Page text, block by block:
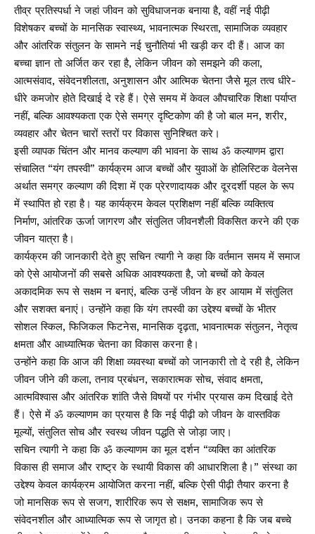
तीव्र प्रतिस्पर्धा ने जहां जीवन को सुविधाजनक बनाया है, वहीं नई पीढ़ी
विशेषकर बच्चों के मानसिक स्वास्थ्य, भावनात्मक स्थिरता, सामाजिक व्यवहार
और आंतरिक संतुलन के सामने नई चुनौतियां भी खड़ी कर दी हैं। आज का
बच्चा ज्ञान तो अर्जित कर रहा है, लेकिन जीवन को समझने की कला,
आत्मसंवाद, संवेदनशीलता, अनुशासन और आत्मिक चेतना जैसे मूल तत्व धीरे-
धीरे कमजोर होते दिखाई दे रहे हैं। ऐसे समय में केवल औपचारिक शिक्षा पर्याप्त
नहीं, बल्कि आवश्यकता एक ऐसे समग्र दृष्टिकोण की है जो बाल मन, शरीर,
व्यवहार और चेतन चारों स्तरों पर विकास सुनिश्चित करे।
इसी व्यापक चिंतन और मानव कल्याण की भावना के साथ ॐ कल्याणम द्वारा
संचालित “यंग तपस्वी” कार्यक्रम आज बच्चों और युवाओं के होलिस्टिक वेलनेस
अर्थात समग्र कल्याण की दिशा में एक प्रेरणादायक और दूरदर्शी पहल के रूप
में स्थापित हो रहा है। यह कार्यक्रम केवल प्रशिक्षण नहीं बल्कि व्यक्तित्व
निर्माण, आंतरिक ऊर्जा जागरण और संतुलित जीवनशैली विकसित करने की एक
जीवन यात्रा है।
कार्यक्रम की जानकारी देते हुए सचिन त्यागी ने कहा कि वर्तमान समय में समाज
को ऐसे आयोजनों की सबसे अधिक आवश्यकता है, जो बच्चों को केवल
अकादमिक रूप से सक्षम न बनाएं, बल्कि उन्हें जीवन के हर आयाम में संतुलित
और सशक्त बनाएं। उन्होंने कहा कि यंग तपस्वी का उद्देश्य बच्चों के भीतर
सोशल स्किल, फिजिकल फिटनेस, मानसिक दृढ़ता, भावनात्मक संतुलन, नेतृत्व
क्षमता और आध्यात्मिक चेतना का विकास करना है।
उन्होंने कहा कि आज की शिक्षा व्यवस्था बच्चों को जानकारी तो दे रही है, लेकिन
जीवन जीने की कला, तनाव प्रबंधन, सकारात्मक सोच, संवाद क्षमता,
आत्मविश्वास और आंतरिक शांति जैसे विषयों पर गंभीर प्रयास कम दिखाई देते
हैं। ऐसे में ॐ कल्याणम का प्रयास है कि नई पीढ़ी को जीवन के वास्तविक
मूल्यों, संतुलित सोच और स्वस्थ जीवन पद्धति से जोड़ा जाए।
सचिन त्यागी ने कहा कि ॐ कल्याणम का मूल दर्शन “व्यक्ति का आंतरिक
विकास ही समाज और राष्ट्र के स्थायी विकास की आधारशिला है।” संस्था का
उद्देश्य केवल कार्यक्रम आयोजित करना नहीं, बल्कि ऐसी पीढ़ी तैयार करना है
जो मानसिक रूप से सजग, शारीरिक रूप से सक्षम, सामाजिक रूप से
संवेदनशील और आध्यात्मिक रूप से जागृत हो। उनका कहना है कि जब बच्चे